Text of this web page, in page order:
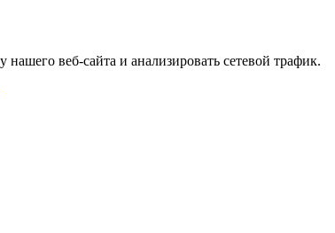
веб-сайта и анализировать сетевой трафик.